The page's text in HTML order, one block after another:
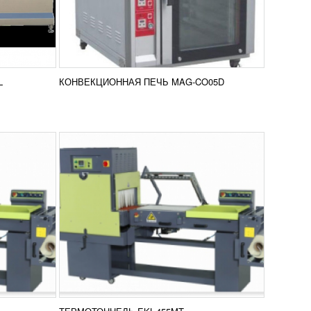
КОНВЕКЦИОННАЯ ПЕЧЬ MAG-CO05D
EKL
УЗНАТЬ ЦЕНУ
Термоусадочные машины серии EKL
тоннельного типа являются
высокопроизводительными и
универсальными аппаратами.
Подобной высокой...
ПОДРОБНЕЕ сравнение